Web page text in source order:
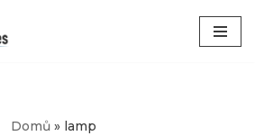
Domů» lamp